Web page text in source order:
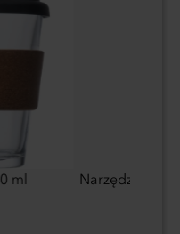
ml Narzędzie